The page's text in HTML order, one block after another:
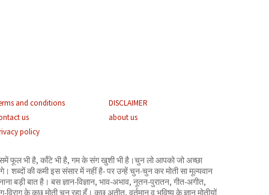
and conditions
DISCLAIMER
us
about us
policy
फूल भी है, काँटे भी है, गम के संग खुशी भी है।चुन लो आपको जो अच्छा
शब्दों की कमी इस संसार में नहीं है- पर उन्हें चुन-चुन कर मोती सा मूल्यवान
बड़ी बात है। बस ज्ञान-विज्ञान, भाव-अभाव, नूतन-पुरातन, गीत-अगीत,
विराग के कुछ मोती चुन रहा हूँ। कुछ अतीत, वर्तमान व भविष्य के ज्ञान मोतीयों